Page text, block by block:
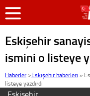
Eskişehir
ismini o listeye
Haberler >Eskişehir haberleri »
listeye yazdırdı